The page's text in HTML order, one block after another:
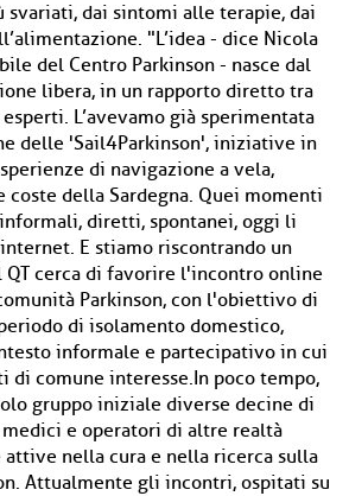
dai sintomi alle terapie, dai
"L’idea - dice Nicola
del Centro Parkinson - nasce dal
libera, in un rapporto diretto tra
L’avevamo già sperimentata
delle 'Sail4Parkinson', iniziative in
di navigazione a vela,
della Sardegna. Quei momenti
diretti, spontanei, oggi li
E stiamo riscontrando un
QT cerca di favorire l'incontro online
Parkinson, con l'obiettivo di
di isolamento domestico,
informale e partecipativo in cui
di comune interesse.In poco tempo,
gruppo iniziale diverse decine di
e operatori di altre realtà
nella cura e nella ricerca sulla
Attualmente gli incontri, ospitati su